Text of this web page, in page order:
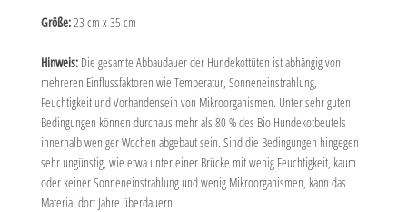
Größe: 23 cm x 35 cm
Hinweis: Die gesamte Abbaudauer der Hundekottüten ist abhängig von
mehreren Einflussfaktoren wie Temperatur, Sonneneinstrahlung,
Feuchtigkeit und Vorhandensein von Mikroorganismen. Unter sehr guten
Bedingungen können durchaus mehr als 80 % des Bio Hundekotbeutels
innerhalb weniger Wochen abgebaut sein. Sind die Bedingungen hingegen
sehr ungünstig, wie etwa unter einer Brücke mit wenig Feuchtigkeit, kaum
oder keiner Sonneneinstrahlung und wenig Mikroorganismen, kann das
Material dort Jahre überdauern.